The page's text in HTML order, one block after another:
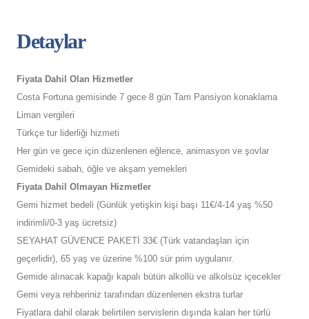
Detaylar
Fiyata Dahil Olan Hizmetler
Costa Fortuna gemisinde 7 gece 8 gün Tam Pansiyon konaklama
Liman vergileri
Türkçe tur liderliği hizmeti
Her gün ve gece için düzenlenen eğlence, animasyon ve şovlar
Gemideki sabah, öğle ve akşam yemekleri
Fiyata Dahil Olmayan Hizmetler
Gemi hizmet bedeli (Günlük yetişkin kişi başı 11€/4-14 yaş %50
indirimli/0-3 yaş ücretsiz)
SEYAHAT GÜVENCE PAKETİ 33€ (Türk vatandaşları için
geçerlidir), 65 yaş ve üzerine %100 sür prim uygulanır.
Gemide alınacak kapağı kapalı bütün alkollü ve alkolsüz içecekler
Gemi veya rehberiniz tarafından düzenlenen ekstra turlar
Fiyatlara dahil olarak belirtilen servislerin dışında kalan her türlü